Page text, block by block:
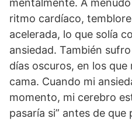
mentalmente. A
ritmo cardíaco,
acelerada, lo que solía
ansiedad. También
días oscuros, en los que
cama. Cuando mi
momento, mi cerebro
pasaría si” antes de